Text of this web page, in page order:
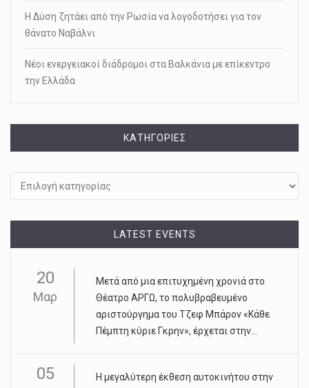
Η Δύση ζητάει από την Ρωσία να λογοδοτήσει για τον
θάνατο Ναβάλνι
Νέοι ενεργειακοί διάδρομοι στα Βαλκάνια με επίκεντρο
την Ελλάδα
KΑΤΗΓΟΡΊΕΣ
LATEST EVENTS
20
Μαρ
Μετά από μια επιτυχημένη χρονιά στο
Θέατρο ΑΡΓΩ, το πολυβραβευμένο
αριστούργημα του Τζεφ Μπάρον «Κάθε
Πέμπτη κύριε Γκρην», έρχεται στην...
05 Η μεγαλύτερη έκθεση αυτοκινήτου στην